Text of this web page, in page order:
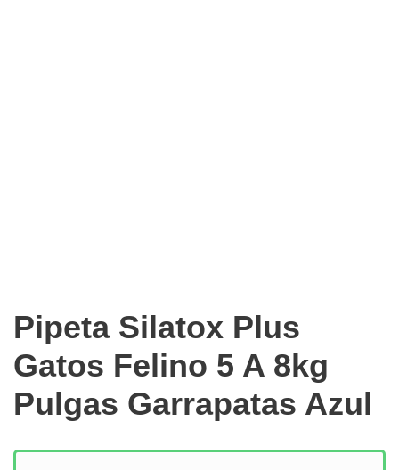
Pipeta Silatox Plus
Gatos Felino 5 A 8kg
Pulgas Garrapatas Azul